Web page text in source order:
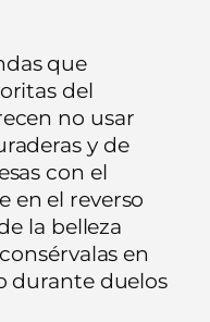
que
del
no usar
y de
con el
en el reverso
la belleza
en
durante duelos